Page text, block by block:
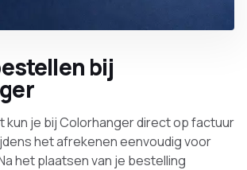
bij
kun je bij Colorhanger direct op factuur
het afrekenen eenvoudig voor
het plaatsen van je bestelling